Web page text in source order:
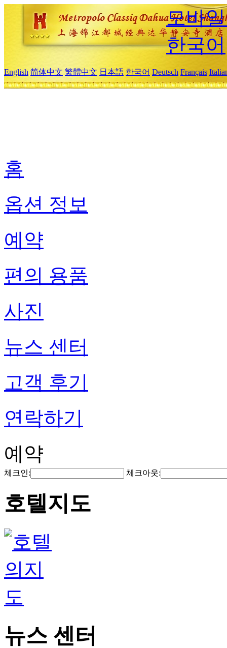
모바
한국어
English 简体中文 繁體中文 日本語 한국어 Deutsch Français
홈
옵션 정보
예약
편의 용품
사진
뉴스 센터
고객 후기
연락하기
예약
체크인: 체크아웃:
호텔지도
뉴스 센터